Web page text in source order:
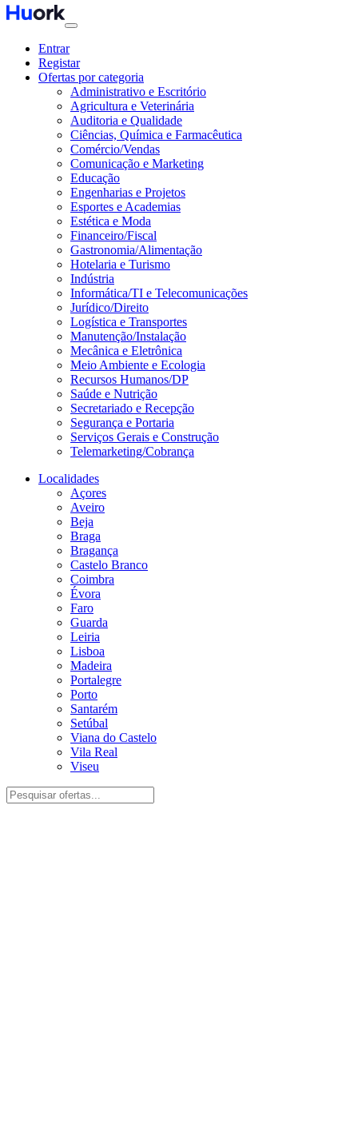
Entrar
Registar
Ofertas por categoria
Administrativo e Escritório
Agricultura e Veterinária
Auditoria e Qualidade
Ciências, Química e Farmacêutica
Comércio/Vendas
Comunicação e Marketing
Educação
Engenharias e Projetos
Esportes e Academias
Estética e Moda
Financeiro/Fiscal
Gastronomia/Alimentação
Hotelaria e Turismo
Indústria
Informática/TI e Telecomunicações
Jurídico/Direito
Logística e Transportes
Manutenção/Instalação
Mecânica e Eletrônica
Meio Ambiente e Ecologia
Recursos Humanos/DP
Saúde e Nutrição
Secretariado e Recepção
Segurança e Portaria
Serviços Gerais e Construção
Telemarketing/Cobrança
Localidades
Açores
Aveiro
Beja
Braga
Bragança
Castelo Branco
Coimbra
Évora
Faro
Guarda
Leiria
Lisboa
Madeira
Portalegre
Porto
Santarém
Setúbal
Viana do Castelo
Vila Real
Viseu